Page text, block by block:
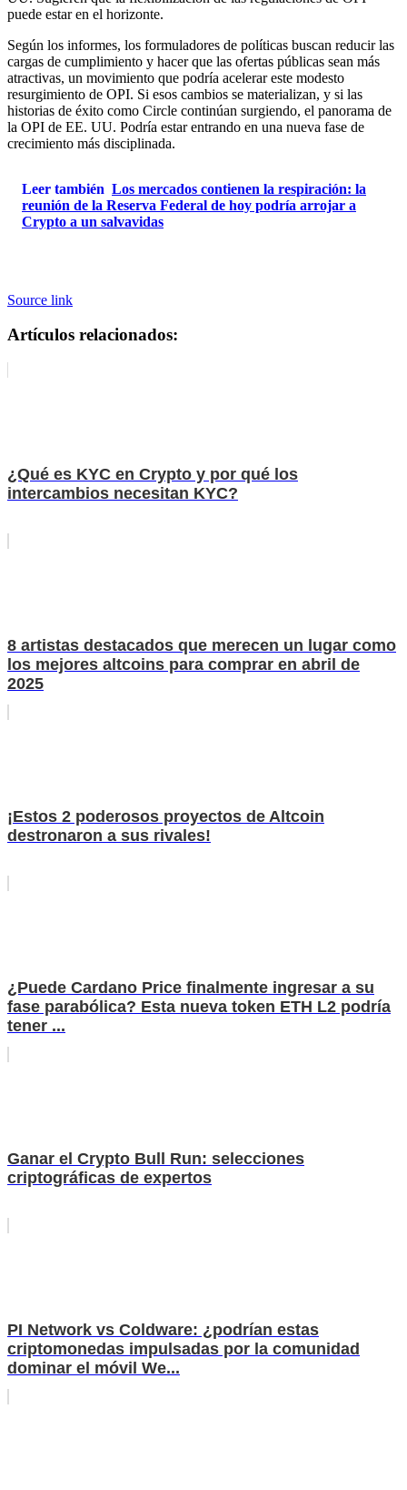
puede estar en el horizonte.
Según los informes, los formuladores de políticas buscan reducir las
cargas de cumplimiento y hacer que las ofertas públicas sean más
atractivas, un movimiento que podría acelerar este modesto
resurgimiento de OPI. Si esos cambios se materializan, y si las
historias de éxito como Circle continúan surgiendo, el panorama de
la OPI de EE. UU. Podría estar entrando en una nueva fase de
crecimiento más disciplinada.
Leer también Los mercados contienen la respiración: la
reunión de la Reserva Federal de hoy podría arrojar a
Crypto a un salvavidas
Source link
Artículos relacionados:
¿Qué es KYC en Crypto y por qué los
intercambios necesitan KYC?
8 artistas destacados que merecen un lugar como
los mejores altcoins para comprar en abril de
2025
¡Estos 2 poderosos proyectos de Altcoin
destronaron a sus rivales!
¿Puede Cardano Price finalmente ingresar a su
fase parabólica? Esta nueva token ETH L2 podría
tener ...
Ganar el Crypto Bull Run: selecciones
criptográficas de expertos
PI Network vs Coldware: ¿podrían estas
criptomonedas impulsadas por la comunidad
dominar el móvil We...